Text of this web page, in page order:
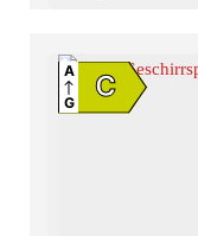
für Ihr Geschirr −
C
A
G